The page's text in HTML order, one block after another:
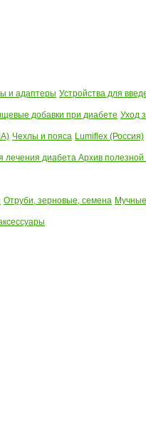
и адаптеры Устройства для
добавки при диабете Уход
Чехлы и пояса Lumiflex (Россия)
лечения диабета Архив полезной
Отруби, зерновые, семена